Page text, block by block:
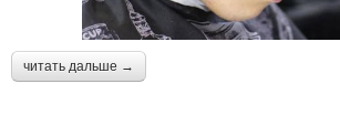
читать дальше →